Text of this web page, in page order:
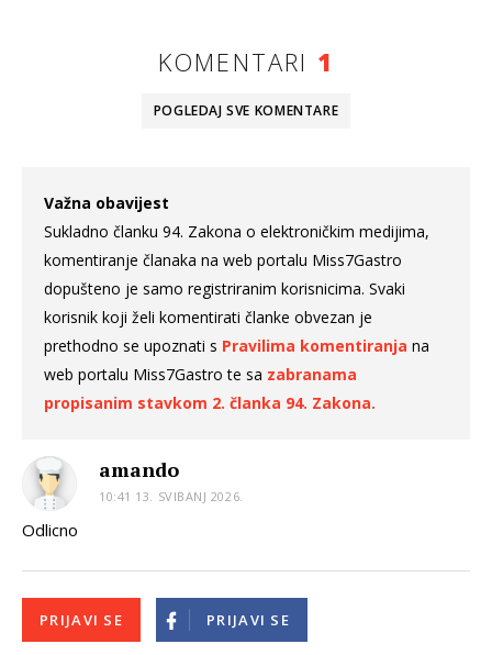
KOMENTARI 1
POGLEDAJ SVE KOMENTARE
Važna obavijest
Sukladno članku 94. Zakona o elektroničkim medijima,
komentiranje članaka na web portalu Miss7Gastro
dopušteno je samo registriranim korisnicima. Svaki
korisnik koji želi komentirati članke obvezan je
prethodno se upoznati s Pravilima komentiranja na
web portalu Miss7Gastro te sa zabranama
propisanim stavkom 2. članka 94. Zakona.
amando
10:41 13. SVIBANJ 2026.
Odlicno
PRIJAVI SE PRIJAVI SE